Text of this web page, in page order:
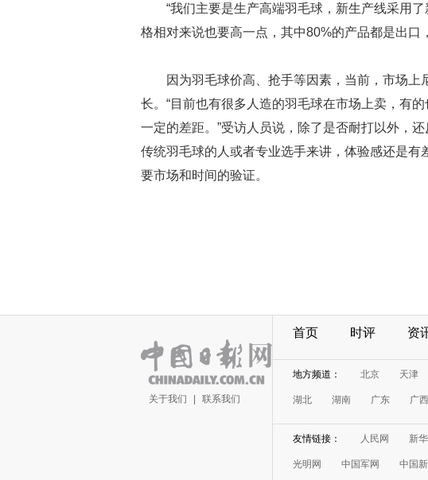
“我们主要是生产高端羽毛球，新生产线采用
格相对来说也要高一点，其中80%的产品都是出口
因为羽毛球价高、抢手等因素，当前，市场
长。“目前也有很多人造的羽毛球在市场上卖，有
一定的差距。”受访人员说，除了是否耐打以外，
传统羽毛球的人或者专业选手来讲，体验感还是有
要市场和时间的验证。
关于我们 | 联系我们
首页 时评 资
地方频道： 北京 天津
湖北 湖南 广东 广西
友情链接： 人民网 新
光明网 中国军网 中国